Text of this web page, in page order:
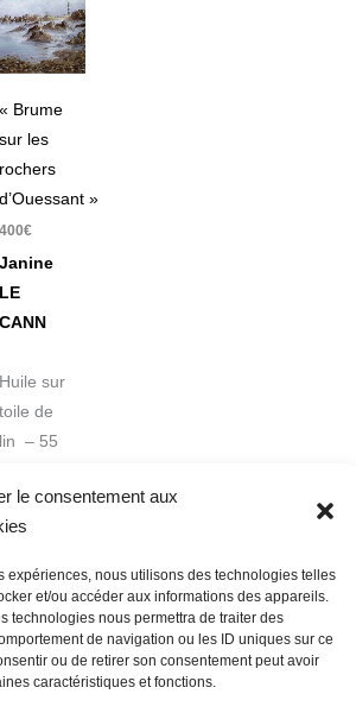
le consentement aux
expériences, nous utilisons des technologies telles
et/ou accéder aux informations des appareils.
technologies nous permettra de traiter des
de navigation ou les ID uniques sur ce
ou de retirer son consentement peut avoir
caractéristiques et fonctions.
« Brume
sur les
rochers
d’Ouessant »
400€
Janine
LE
CANN
Huile sur
toile de
lin – 55
Conditions Générales de Ventes
Mentions légales